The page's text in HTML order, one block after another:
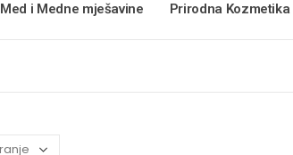
Med i Medne mješavine Prirodna Kozmetika